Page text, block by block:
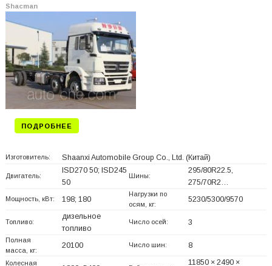
Shacman
ПОДРОБНЕЕ
Изготовитель: Shaanxi Automobile Group Co., Ltd. (Китай)
Двигатель:
ISD270 50; ISD245
50
Шины:
295/80R22.5,
275/70R2…
Мощность, кВт: 198; 180
Нагрузки по
осям, кг:
5230/5300/9570
Топливо:
дизельное
топливо
Число осей: 3
Полная
масса, кг:
20100 Число шин: 8
Колесная
11850 × 2490 ×